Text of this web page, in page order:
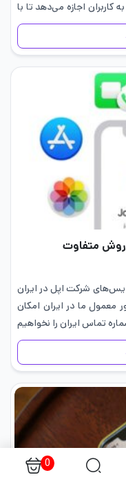
اجازه می‌دهد تا با
موسیقی خود…
روش متفاوت
شرکت اپل در ایران
معمول ما در ایران امکان
تماس ایران را نخواهیم
0